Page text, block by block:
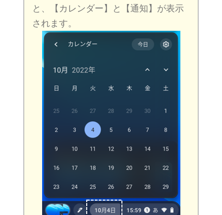
と、【カレンダー】と【通知】が表示
されます。